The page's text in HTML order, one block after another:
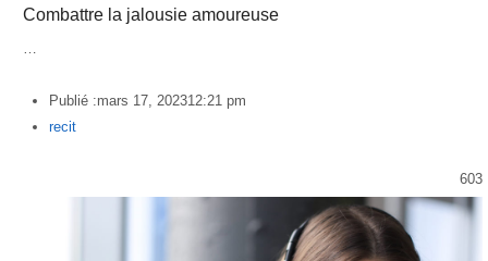
Combattre la jalousie amoureuse
Publié :mars 17, 202312:21 pm
Author
recit
603